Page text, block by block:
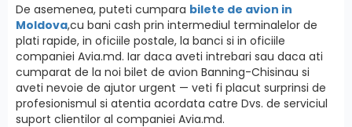
De asemenea, puteti cumpara bilete de avion in
Moldova,cu bani cash prin intermediul terminalelor de
plati rapide, in oficiile postale, la banci si in oficiile
companiei Avia.md. Iar daca aveti intrebari sau daca ati
cumparat de la noi bilet de avion Banning-Chisinau si
aveti nevoie de ajutor urgent — veti fi placut surprinsi de
profesionismul si atentia acordata catre Dvs. de serviciul
suport clientilor al companiei Avia.md.